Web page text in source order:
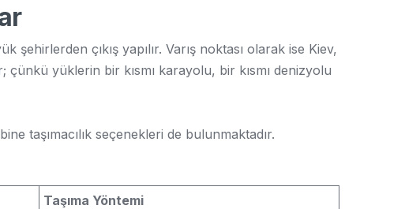
çıkış yapılır. Varış noktası olarak ise Kiev,
yüklerin bir kısmı karayolu, bir kısmı denizyolu
taşımacılık seçenekleri de bulunmaktadır.
Taşıma Yöntemi